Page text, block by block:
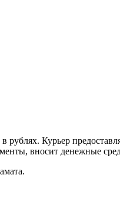
Курьер
вносит денежные